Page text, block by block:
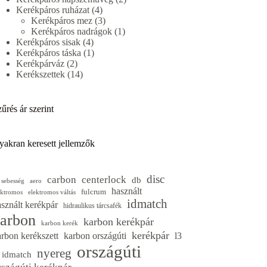
Kerékpáros ruházat 44
termék
Kerékpáros mez 33
termék
Kerékpáros nadrágok 11
Kerékpáros sisak 44
termék
Kerékpáros táska 11
Kerékpárváz 22
termék
Kerékszettek 1414
ár szerint
keresett jellemzők
aero carbon centerlock db disc
elektromos váltás fulcrum
használt
kerékpár
hidraulikus tárcsafék idmatch
karbon kerék karbon kerékpár
kerékszett karbon országúti kerékpár l3
nyereg országúti